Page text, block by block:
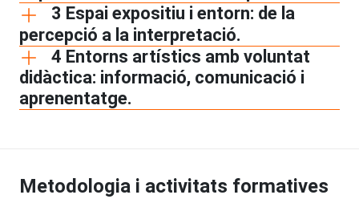
3 Espai expositiu i entorn: de la
percepció a la interpretació.
4 Entorns artístics amb voluntat
didàctica: informació, comunicació i
aprenentatge.
Metodologia i activitats formatives